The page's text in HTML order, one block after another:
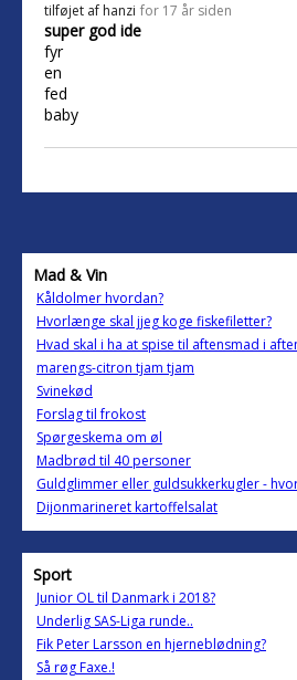
tilføjet af hanzi for 17 år siden
super god ide
fyr
en
fed
baby
Mad & Vin
Kåldolmer hvordan?
Hvorlænge skal jjeg koge fiskefiletter?
Hvad skal i ha at spise til aftensmad i
marengs-citron tjam tjam
Svinekød
Forslag til frokost
Spørgeskema om øl
Madbrød til 40 personer
Guldglimmer eller guldsukkerkugler -
Dijonmarineret kartoffelsalat
Sport
Junior OL til Danmark i 2018?
Underlig SAS-Liga runde..
Fik Peter Larsson en hjerneblødning?
Så røg Faxe.!